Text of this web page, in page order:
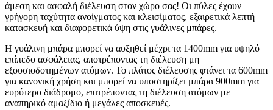
άμεση και ασφαλή διέλευση στον χώρο σας! Οι πύλες έχουν
γρήγορη ταχύτητα ανοίγματος και κλεισίματος, εξαιρετικά λεπτή
κατασκευή και διαφορετικά ύψη στις γυάλινες μπάρες.
Η γυάλινη μπάρα μπορεί να αυξηθεί μέχρι τα 1400mm για υψηλό
επίπεδο ασφάλειας, αποτρέποντας τη διέλευση μη
εξουσιοδοτημένων ατόμων. Το πλάτος διέλευσης φτάνει τα 600mm
για κανονική χρήση και μπορεί να υποστηρίξει μπάρα 900mm για
ευρύτερο διάδρομο, επιτρέποντας τη διέλευση ατόμων με
αναπηρικό αμαξίδιο ή μεγάλες αποσκευές.